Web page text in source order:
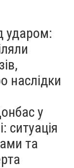
ударом:
наслідки
у
ситуація
та